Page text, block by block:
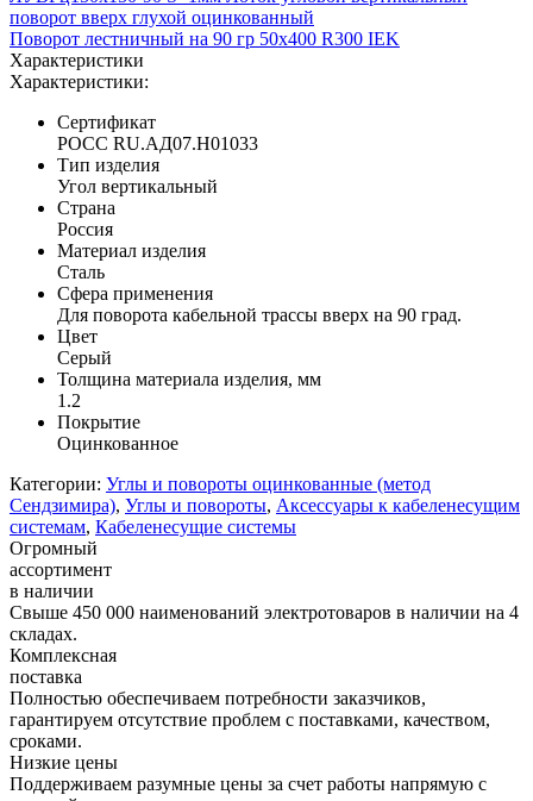
поворот вверх глухой оцинкованный
Поворот лестничный на 90 гр 50х400 R300 IEK
Характеристики
Характеристики:
Сертификат
POCC RU.АД07.H01033
Тип изделия
Угол вертикальный
Страна
Россия
Материал изделия
Сталь
Сфера применения
Для поворота кабельной трассы вверх на 90 град.
Цвет
Серый
Толщина материала изделия, мм
1.2
Покрытие
Оцинкованное
Категории: Углы и повороты оцинкованные (метод
Сендзимира), Углы и повороты, Аксессуары к кабеленесущим
системам, Кабеленесущие системы
Огромный
ассортимент
в наличии
Свыше 450 000 наименований электротоваров в наличии на 4
складах.
Комплексная
поставка
Полностью обеспечиваем потребности заказчиков,
гарантируем отсутствие проблем с поставками, качеством,
сроками.
Низкие цены
Поддерживаем разумные цены за счет работы напрямую с